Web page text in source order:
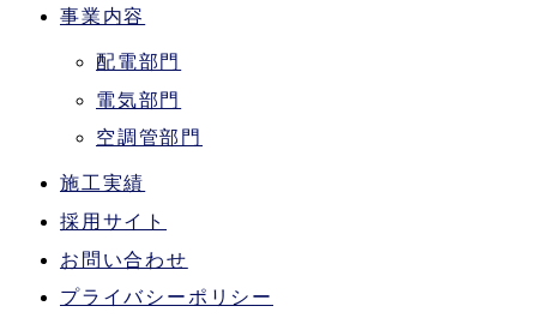
事業内容
配電部門
電気部門
空調管部門
施工実績
採用サイト
お問い合わせ
プライバシーポリシー